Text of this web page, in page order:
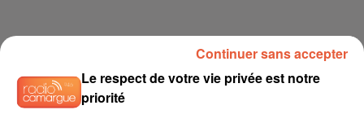
Le respect de votre vie privée est notre
priorité
Continuer sans accepter